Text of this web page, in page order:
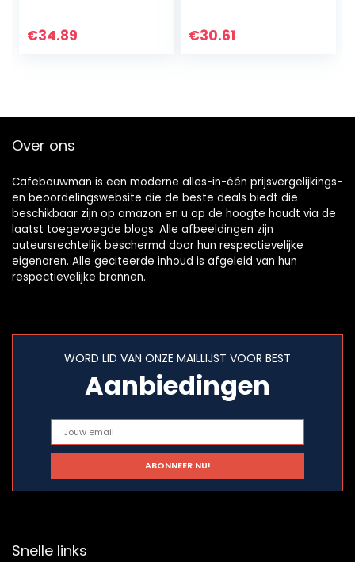
Woondecoratie
€34.89
Poster
€30.61
Over ons
Cafebouwman is een moderne alles-in-één prijsvergelijkings-
en beoordelingswebsite die de beste deals biedt die
beschikbaar zijn op amazon en u op de hoogte houdt via de
laatst toegevoegde blogs. Alle afbeeldingen zijn
auteursrechtelijk beschermd door hun respectievelijke
eigenaren. Alle geciteerde inhoud is afgeleid van hun
respectievelijke bronnen.
WORD LID VAN ONZE MAILLIJST VOOR BEST
Aanbiedingen
Snelle links